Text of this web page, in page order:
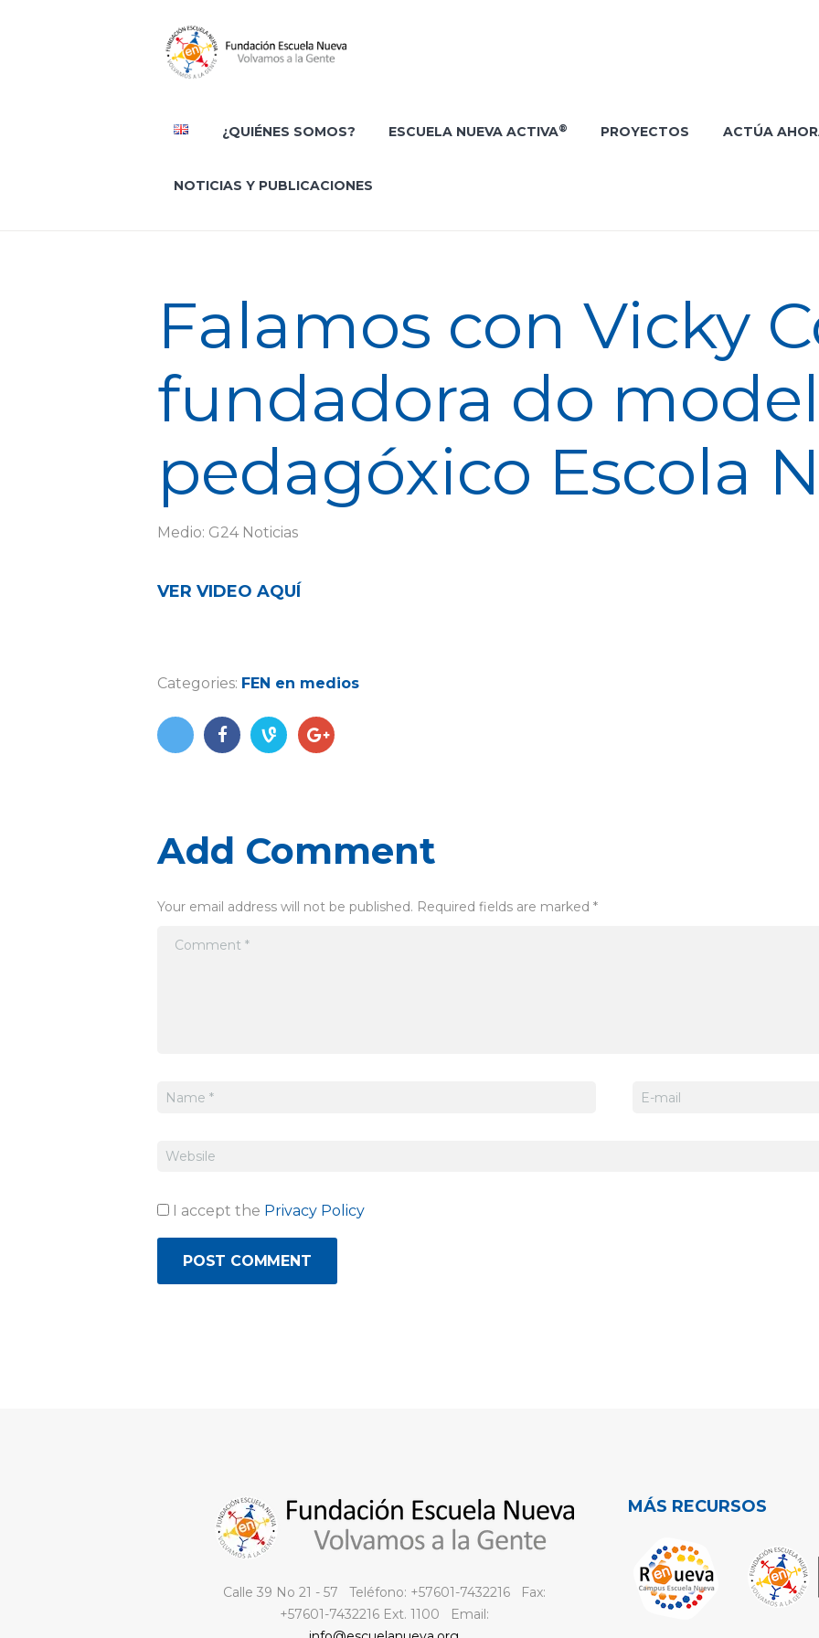
¿QUIÉNES SOMOS? ESCUELA NUEVA ACTIVA® PROYECTOS ACTÚA
NOTICIAS Y PUBLICACIONES
Falamos con Vicky
fundadora do
pedagóxico Escola
Medio: G24 Noticias
VER VIDEO AQUÍ
Categories: FEN en medios
Add Comment
Your email address will not be published. Required fields are marked *
I accept the Privacy Policy
Calle 39 No 21 - 57 Teléfono: +57601-7432216 Fax:
+57601-7432216 Ext. 1100 Email:
MÁS RECURSOS